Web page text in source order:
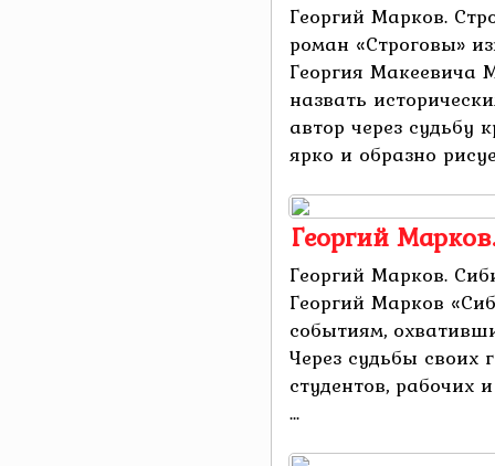
Георгий Марков.
роман «Строговы»
Георгия Макеевича
назвать
автор через судьбу
ярко и образно
Георгий
Георгий Марков.
Георгий Марков
событиям,
Через судьбы своих
студентов, рабочих
...